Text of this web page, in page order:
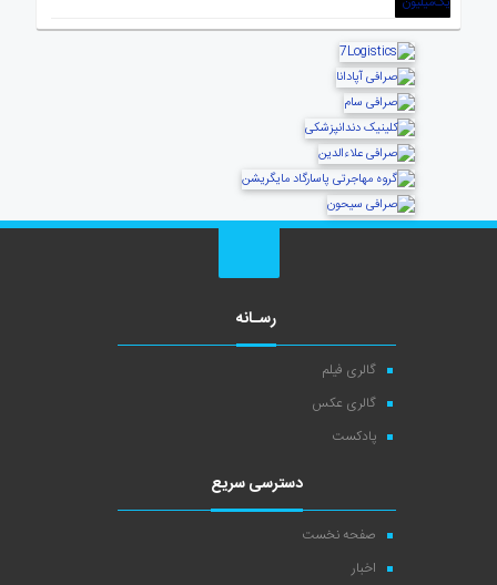
رسـانه
گالری فیلم
گالری عکس
پادکست
دسترسی سریع
صفحه نخست
اخبار